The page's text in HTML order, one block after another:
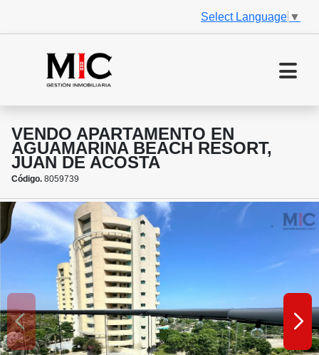
Select Language ▼
VENDO APARTAMENTO EN
AGUAMARINA BEACH RESORT,
JUAN DE ACOSTA
Código. 8059739